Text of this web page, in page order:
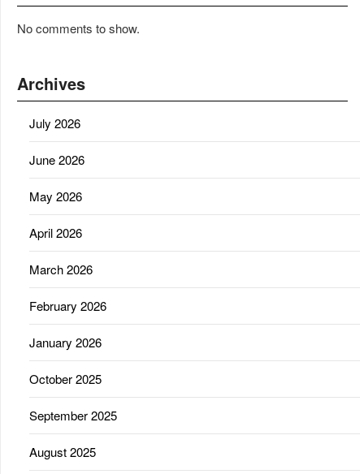
No comments to show.
Archives
July 2026
June 2026
May 2026
April 2026
March 2026
February 2026
January 2026
October 2025
September 2025
August 2025